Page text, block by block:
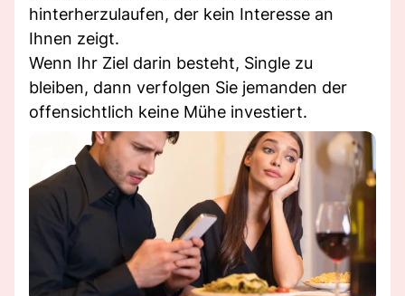
hinterherzulaufen, der kein Interesse an
Ihnen zeigt.
Wenn Ihr Ziel darin besteht, Single zu
bleiben, dann verfolgen Sie jemanden der
offensichtlich keine Mühe investiert.